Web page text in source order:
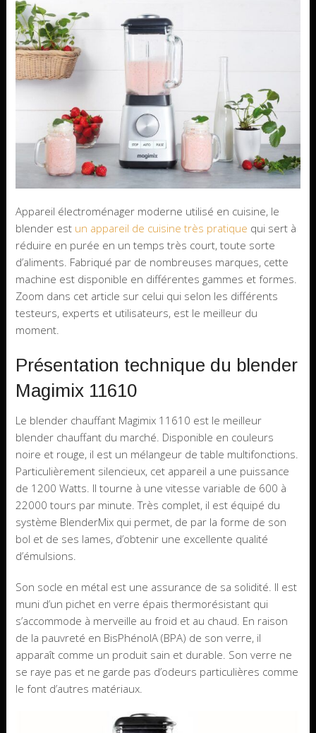
Appareil électroménager moderne utilisé en cuisine, le
blender est un appareil de cuisine très pratique qui sert à
réduire en purée en un temps très court, toute sorte
d’aliments. Fabriqué par de nombreuses marques, cette
machine est disponible en différentes gammes et formes.
Zoom dans cet article sur celui qui selon les différents
testeurs, experts et utilisateurs, est le meilleur du
moment.
Présentation technique du blender
Magimix 11610
Le blender chauffant Magimix 11610 est le meilleur
blender chauffant du marché. Disponible en couleurs
noire et rouge, il est un mélangeur de table multifonctions.
Particulièrement silencieux, cet appareil a une puissance
de 1200 Watts. Il tourne à une vitesse variable de 600 à
22000 tours par minute. Très complet, il est équipé du
système BlenderMix qui permet, de par la forme de son
bol et de ses lames, d’obtenir une excellente qualité
d’émulsions.
Son socle en métal est une assurance de sa solidité. Il est
muni d’un pichet en verre épais thermorésistant qui
s’accommode à merveille au froid et au chaud. En raison
de la pauvreté en BisPhénolA (BPA) de son verre, il
apparaît comme un produit sain et durable. Son verre ne
se raye pas et ne garde pas d’odeurs particulières comme
le font d’autres matériaux.